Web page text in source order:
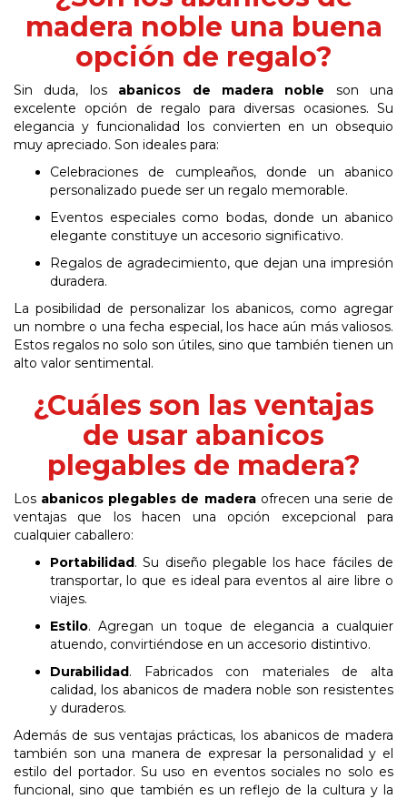
madera noble una buena
opción de regalo?
Sin duda, los abanicos de madera noble son una
excelente opción de regalo para diversas ocasiones. Su
elegancia y funcionalidad los convierten en un obsequio
muy apreciado. Son ideales para:
Celebraciones de cumpleaños, donde un abanico
personalizado puede ser un regalo memorable.
Eventos especiales como bodas, donde un abanico
elegante constituye un accesorio significativo.
Regalos de agradecimiento, que dejan una impresión
duradera.
La posibilidad de personalizar los abanicos, como agregar
un nombre o una fecha especial, los hace aún más valiosos.
Estos regalos no solo son útiles, sino que también tienen un
alto valor sentimental.
¿Cuáles son las ventajas
de usar abanicos
plegables de madera?
Los abanicos plegables de madera ofrecen una serie de
ventajas que los hacen una opción excepcional para
cualquier caballero:
Portabilidad. Su diseño plegable los hace fáciles de
transportar, lo que es ideal para eventos al aire libre o
viajes.
Estilo. Agregan un toque de elegancia a cualquier
atuendo, convirtiéndose en un accesorio distintivo.
Durabilidad.
Fabricados con materiales de alta
calidad, los abanicos de madera noble son resistentes
y duraderos.
Además de sus ventajas prácticas, los abanicos de madera
también son una manera de expresar la personalidad y el
estilo del portador. Su uso en eventos sociales no solo es
funcional, sino que también es un reflejo de la cultura y la